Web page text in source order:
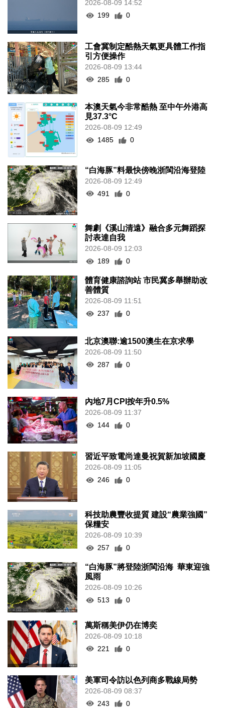
2026-08-09 14:52
199
0
工會冀制定酷熱天氣更具體工作指
引方便操作
2026-08-09 13:44
285
0
本澳天氣今非常酷熱 至中午外港高
見37.3°C
2026-08-09 12:49
1485
0
“白海豚”料最快傍晚浙閩沿海登陸
2026-08-09 12:49
491
0
舞劇《溪山清遠》融合多元舞蹈探
討表達自我
2026-08-09 12:03
189
0
體育健康諮詢站 市民冀多舉辦助改
善體質
2026-08-09 11:51
237
0
北京澳聯:逾1500澳生在京求學
2026-08-09 11:50
287
0
內地7月CPI按年升0.5%
2026-08-09 11:37
144
0
習近平致電尚達曼祝賀新加坡國慶
2026-08-09 11:05
246
0
科技助農豐收提質 建設“農業強國”
保糧安
2026-08-09 10:39
257
0
“白海豚”將登陸浙閩沿海 華東迎強
風雨
2026-08-09 10:26
513
0
萬斯稱美伊仍在博奕
2026-08-09 10:18
221
0
美軍司令訪以色列商多戰線局勢
2026-08-09 08:37
243
0